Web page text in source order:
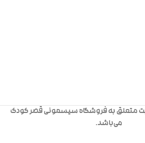
متعلق به فروشگاه سیسمونی قصر کودک
می‌باشد.